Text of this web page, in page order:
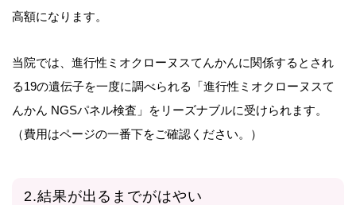
高額になります。
当院では、進行性ミオクローヌスてんかんに関係するとされ
る19の遺伝子を一度に調べられる「進行性ミオクローヌスて
んかん NGSパネル検査」をリーズナブルに受けられます。
（費用はページの一番下をご確認ください。）
2.結果が出るまでがはやい